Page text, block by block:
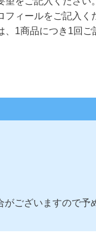
フィールをご記入く
、1商品につき1回ご
ございますので予